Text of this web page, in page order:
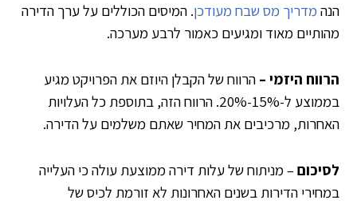
הנה מדריך מס שבח מעודכן. המיסים הכוללים על ערך הדירה
מהותיים מאוד ומגיעים כאמור לרבע מערכה.
הרווח היזמי – הרווח של הקבלן היוזם את הפרויקט מגיע
בממוצע ל-15%-20%. הרווח הזה, בתוספת כל העלויות
האחרות, מרכיבים את המחיר שאתם משלמים על הדירה.
לסיכום– מניתוח של עלות דירה ממוצעת עולה כי העלייה
במחירי הדירות בשנים האחרונות לא זורמת לכיס של